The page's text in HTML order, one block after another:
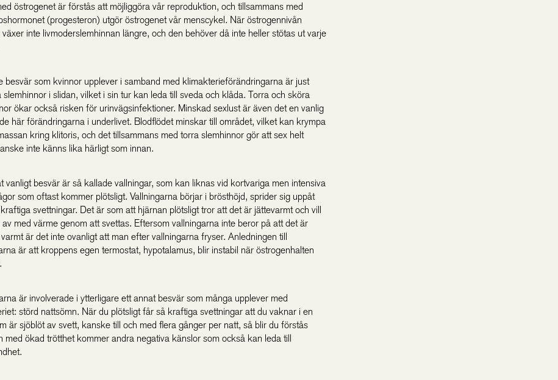
östrogenet är förstås att möjliggöra vår reproduktion, och tillsammans med
(progesteron) utgör östrogenet vår menscykel. När östrogennivån
inte livmoderslemhinnan längre, och den behöver då inte heller stötas ut varje
besvär som kvinnor upplever i samband med klimakterieförändringarna är just
slemhinnor i slidan, vilket i sin tur kan leda till sveda och klåda. Torra och sköra
ökar också risken för urinvägsinfektioner. Minskad sexlust är även det en vanlig
här förändringarna i underlivet. Blodflödet minskar till området, vilket kan krympa
kring klitoris, och det tillsammans med torra slemhinnor gör att sex helt
inte känns lika härligt som innan.
vanligt besvär är så kallade vallningar, som kan liknas vid kortvariga men intensiva
som oftast kommer plötsligt. Vallningarna börjar i brösthöjd, sprider sig uppåt
svettningar. Det är som att hjärnan plötsligt tror att det är jättevarmt och vill
med värme genom att svettas. Eftersom vallningarna inte beror på att det är
är det inte ovanligt att man efter vallningarna fryser. Anledningen till
är att kroppens egen termostat, hypotalamus, blir instabil när östrogenhalten
är involverade i ytterligare ett annat besvär som många upplever med
störd nattsömn. När du plötsligt får så kraftiga svettningar att du vaknar i en
är sjöblöt av svett, kanske till och med flera gånger per natt, så blir du förstås
med ökad trötthet kommer andra negativa känslor som också kan leda till